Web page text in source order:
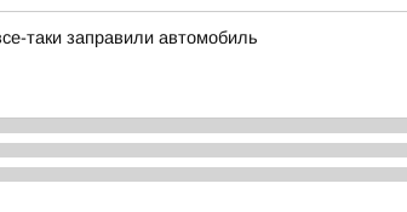
таки заправили автомобиль